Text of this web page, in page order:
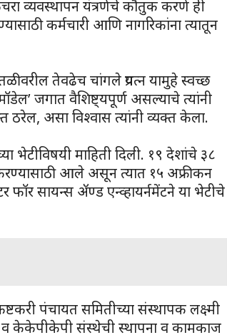
व्यवस्थापन यंत्रणेचे कौतुक करणे ही
कर्मचारी आणि नागरिकांना त्यातून
तेवढेच चांगले प्रयत्न यामुहे स्वच्छ
जगात वैशिष्ट्यपूर्ण असल्याचे त्यांनी
ठरेल, असा विश्वास त्यांनी व्यक्त केला.
भेटीविषयी माहिती दिली. १९ देशांचे ३८
करण्यासाठी आले असून त्यात १५ अफ्रीकन
सायन्स ॲण्ड एन्व्हायर्नमेंटने या भेटीचे
पंचायत समितीच्या संस्थापक लक्ष्मी
व केकेपीकेपी संस्थेची स्थापना व कामकाज